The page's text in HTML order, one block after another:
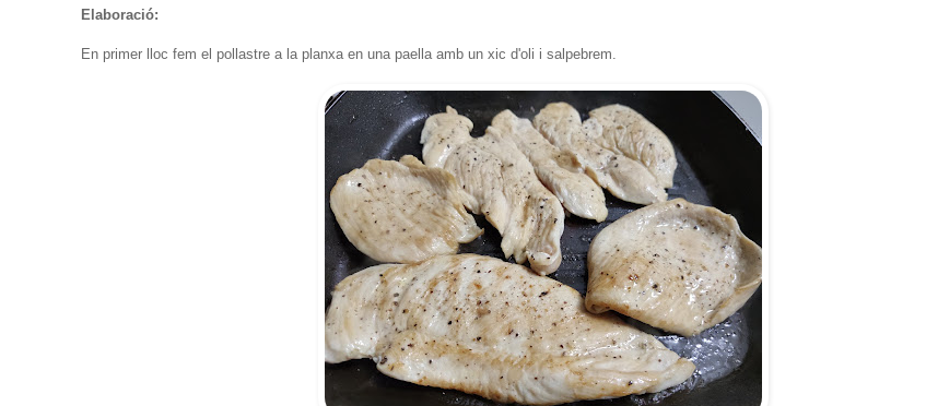
Elaboració:
En primer lloc fem el pollastre a la planxa en una paella amb un xic d'oli i salpebrem.